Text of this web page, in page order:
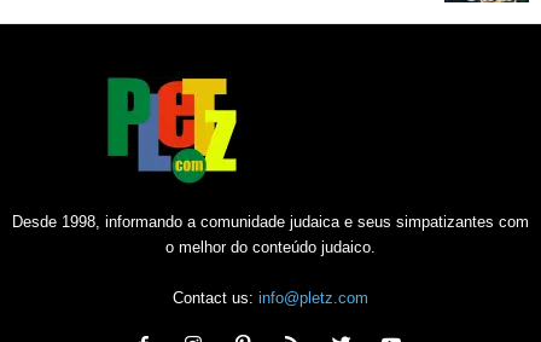
Desde 1998, informando a comunidade judaica e seus simpatizantes com
o melhor do conteúdo judaico.
Contact us: info@pletz.com